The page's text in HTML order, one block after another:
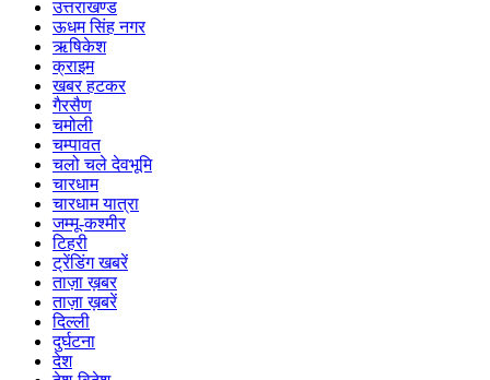
उत्तराखण्ड
ऊधम सिंह नगर
ऋषिकेश
क्राइम
खबर हटकर
गैरसैण
चमोली
चम्पावत
चलो चले देवभूमि
चारधाम
चारधाम यात्रा
जम्मू-कश्मीर
टिहरी
ट्रेंडिंग खबरें
ताज़ा ख़बर
ताज़ा ख़बरें
दिल्ली
दुर्घटना
देश